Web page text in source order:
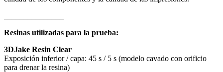
Resinas utilizadas para la prueba:
3DJake Resin Clear
Exposición inferior / capa: 45 s / 5 s (modelo cavado con orificio
para drenar la resina)